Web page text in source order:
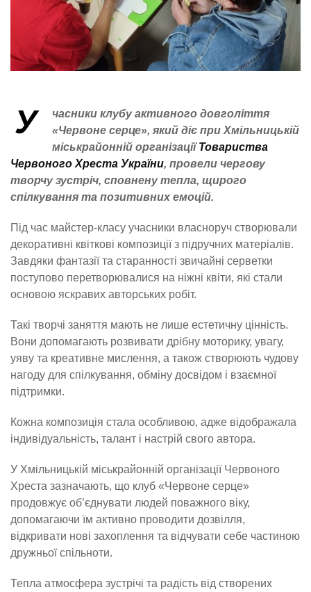
У
часники клубу активного довголіття
«Червоне серце», який діє при Хмільницькій
міськрайонній організаціїТовариства
Червоного Хреста України, провели чергову
творчу зустріч, сповнену тепла, щирого
спілкування та позитивних емоцій.
Під час майстер-класу учасники власноруч створювали
декоративні квіткові композиції з підручних матеріалів.
Завдяки фантазії та старанності звичайні серветки
поступово перетворювалися на ніжні квіти, які стали
основою яскравих авторських робіт.
Такі творчі заняття мають не лише естетичну цінність.
Вони допомагають розвивати дрібну моторику, увагу,
уяву та креативне мислення, а також створюють чудову
нагоду для спілкування, обміну досвідом і взаємної
підтримки.
Кожна композиція стала особливою, адже відображала
індивідуальність, талант і настрій свого автора.
У Хмільницькій міськрайонній організації Червоного
Хреста зазначають, що клуб «Червоне серце»
продовжує об’єднувати людей поважного віку,
допомагаючи їм активно проводити дозвілля,
відкривати нові захоплення та відчувати себе частиною
дружньої спільноти.
Тепла атмосфера зустрічі та радість від створених